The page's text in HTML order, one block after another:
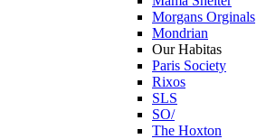
Morgans Orginals
Mondrian
Our Habitas
Paris Society
Rixos
SLS
SO/
The Hoxton